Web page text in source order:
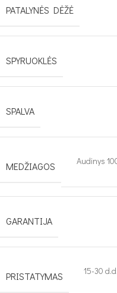
PATALYNĖS DĖŽĖ
SPYRUOKLĖS
SPALVA
MEDŽIAGOS Audinys
GARANTIJA
PRISTATYMAS
15-30